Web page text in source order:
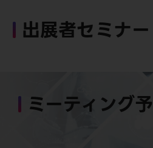
出展者セミナー
ミーティング